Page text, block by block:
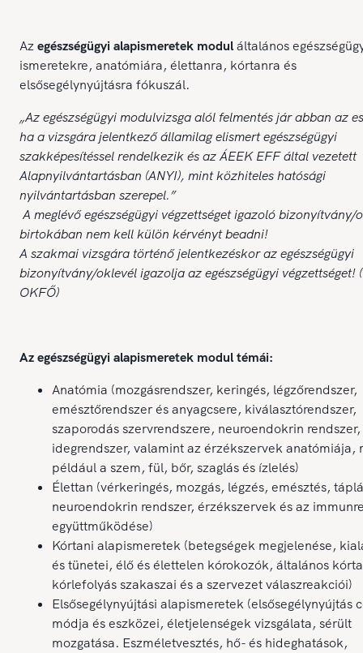
Azegészségügyi alapismeretek moduláltalános
ismeretekre, anatómiára, élettanra, kórtanra és
elsősegélynyújtásra fókuszál.
„Az egészségügyi modulvizsga alól felmentés jár abban az
ha a vizsgára jelentkező államilag elismert egészségügyi
szakképesítéssel rendelkezik és az ÁEEK EFF által vezetett
Alapnyilvántartásban (ANYI), mint közhiteles hatósági
nyilvántartásban szerepel.”
A meglévő egészségügyi végzettséget igazoló bizonyítvány/
birtokában nem kell külön kérvényt beadni!
A szakmai vizsgára történő jelentkezéskor az egészségügyi
bizonyítvány/oklevél igazolja az egészségügyi végzettséget!
OKFŐ)
Az egészségügyi alapismeretek modul témái:
Anatómia (mozgásrendszer, keringés, légzőrendszer,
emésztőrendszer és anyagcsere, kiválasztórendszer,
szaporodás szervrendszere, neuroendokrin rendszer,
idegrendszer, valamint az érzékszervek anatómiája,
például a szem, fül, bőr, szaglás és ízlelés)
Élettan (vérkeringés, mozgás, légzés, emésztés,
neuroendokrin rendszer, érzékszervek és az
együttműködése)
Kórtani alapismeretek (betegségek megjelenése,
és tünetei, élő és élettelen kórokozók, általános
kórlefolyás szakaszai és a szervezet válaszreakciói)
Elsősegélynyújtási alapismeretek (elsősegélynyújtás
módja és eszközei, életjelenségek vizsgálata, sérült
mozgatása. Eszméletvesztés, hő- és hideghatások,